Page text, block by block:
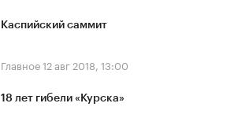
Каспийский саммит
Главное12 авг 2018, 13:00
18 лет гибели «Курска»